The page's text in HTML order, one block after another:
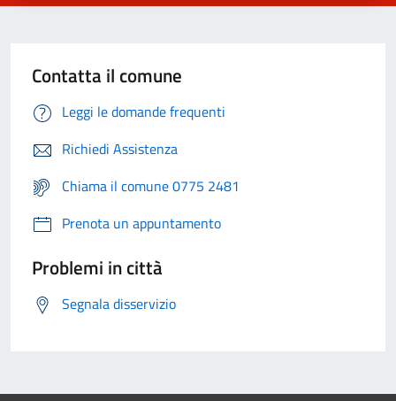
Contatta il comune
Leggi le domande frequenti
Richiedi Assistenza
Chiama il comune 0775 2481
Prenota un appuntamento
Problemi in città
Segnala disservizio